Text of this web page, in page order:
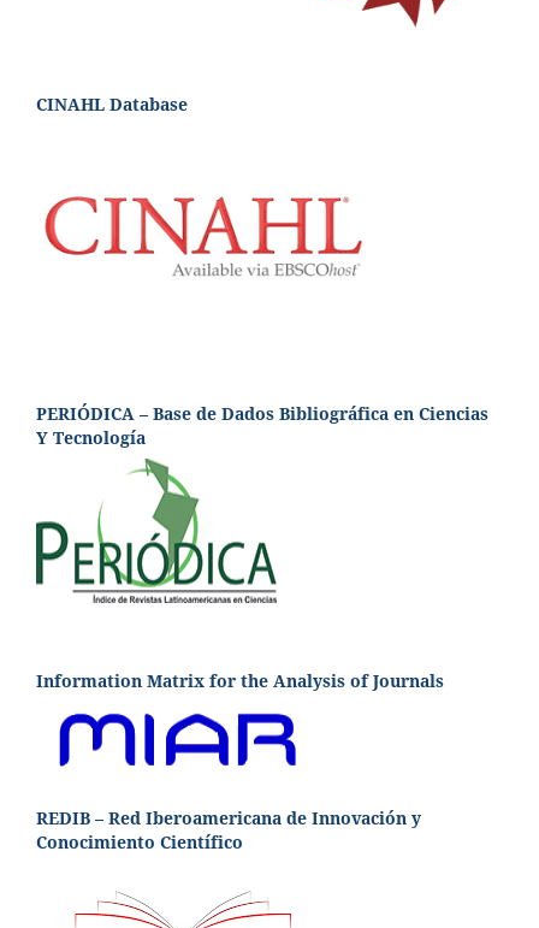
CINAHL Database
PERIÓDICA – Base de Dados Bibliográfica en Ciencias
Y Tecnología
Information Matrix for the Analysis of Journals
REDIB – Red Iberoamericana de Innovación y
Conocimiento Científico